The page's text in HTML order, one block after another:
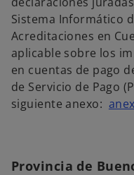
Sistema Informático
Acreditaciones en
aplicable sobre los
en cuentas de pago
de Servicio de Pago
siguiente anexo:
Provincia de